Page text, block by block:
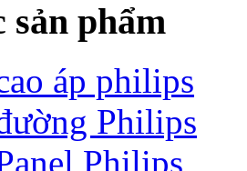
sản phẩm
áp philips
Philips
Philips